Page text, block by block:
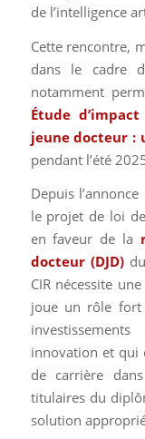
de l’intelligence
Cette rencontre,
dans le cadre
notamment
Étude
jeune docteur :
pendant l’été
Depuis
le projet de loi
en faveur de la
docteur (DJD)du
CIR nécessite
joue un rôle fort
innovation et qui
de carrière
titulaires du
solution